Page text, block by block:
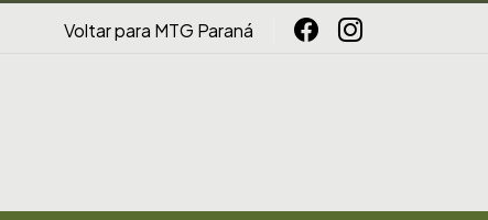
Voltar para MTG Paraná